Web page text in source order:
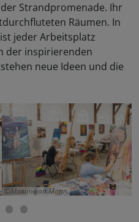
Strandpromenade. Ihr
Räumen. In
jeder Arbeitsplatz
der inspirierenden
neue Ideen und die
Maximilian Mann